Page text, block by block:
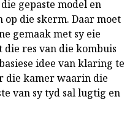
gepaste model en
die skerm. Daar moet
gemaak met sy eie
die res van die kombuis
idee van klaring te
die kamer waarin die
van sy tyd sal lugtig en